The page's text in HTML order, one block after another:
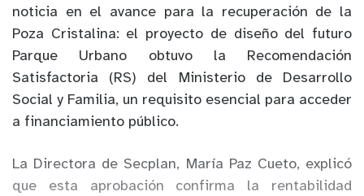
noticia en el avance para la recuperación de la
Poza Cristalina: el proyecto de diseño del futuro
Parque Urbano obtuvo la Recomendación
Satisfactoria (RS) del Ministerio de Desarrollo
Social y Familia, un requisito esencial para acceder
a financiamiento público.
La Directora de Secplan, María Paz Cueto, explicó
que esta aprobación confirma la rentabilidad